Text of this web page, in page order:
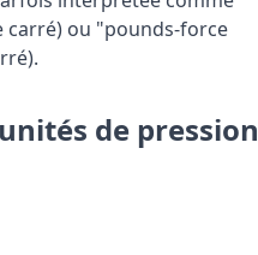
carré) ou "pounds-force
de pression